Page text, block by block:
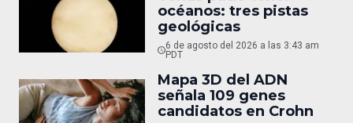
océanos: tres pistas
geológicas
6 de agosto del 2026 a las 3:43 am
PDT
Mapa 3D del ADN
señala 109 genes
candidatos en Crohn